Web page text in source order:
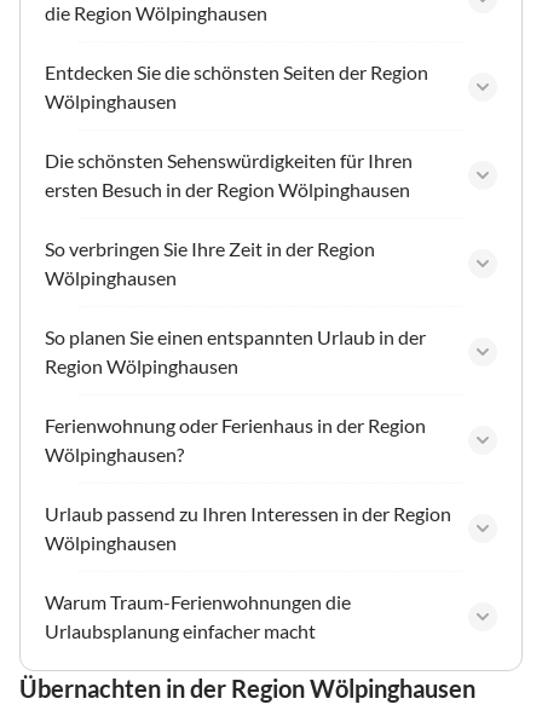
die Region Wölpinghausen
Entdecken Sie die schönsten Seiten der Region
Wölpinghausen
Die schönsten Sehenswürdigkeiten für Ihren
ersten Besuch in der Region Wölpinghausen
So verbringen Sie Ihre Zeit in der Region
Wölpinghausen
So planen Sie einen entspannten Urlaub in der
Region Wölpinghausen
Ferienwohnung oder Ferienhaus in der Region
Wölpinghausen?
Urlaub passend zu Ihren Interessen in der Region
Wölpinghausen
Warum Traum-Ferienwohnungen die
Urlaubsplanung einfacher macht
Übernachten in der Region Wölpinghausen